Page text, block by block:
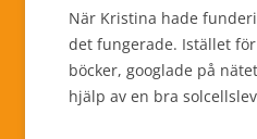
När Kristina hade
det fungerade. Istället
böcker, googlade på
hjälp av en bra